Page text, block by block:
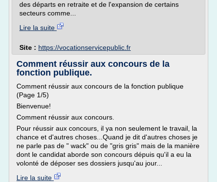
des départs en retraite et de l'expansion de certains
secteurs comme...
Lire la suite
Site : https://vocationservicepublic.fr
Comment réussir aux concours de la
fonction publique.
Comment réussir aux concours de la fonction publique
(Page 1/5)
Bienvenue!
Comment réussir aux concours.
Pour réussir aux concours, il ya non seulement le travail, la
chance et d'autres choses...Quand je dit d'autres choses je
ne parle pas de " wack" ou de "gris gris" mais de la manière
dont le candidat aborde son concours dépuis qu'il a eu la
volonté de déposer ses dossiers jusqu'au jour...
Lire la suite